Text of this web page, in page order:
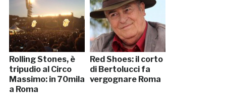
Rolling Stones, è
tripudio al Circo
Massimo: in 70mila
a Roma
Red Shoes: il corto
di Bertolucci fa
vergognare Roma